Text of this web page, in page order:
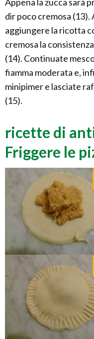
dir poco cremosa
aggiungere la ricotta
cremosa la
(14). Continuate
fiamma moderata e,
minipimer e lasciate
(15).
ricette di
Friggere le